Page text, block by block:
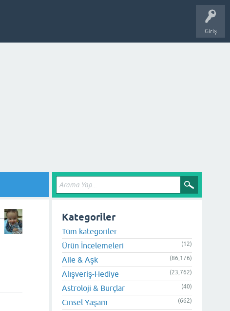
Giriş
Kategoriler
Tüm kategoriler
Ürün İncelemeleri
(12)
Aile & Aşk (86,176)
Alışveriş-Hediye (23,762)
Astroloji & Burçlar (40)
Cinsel Yaşam (662)